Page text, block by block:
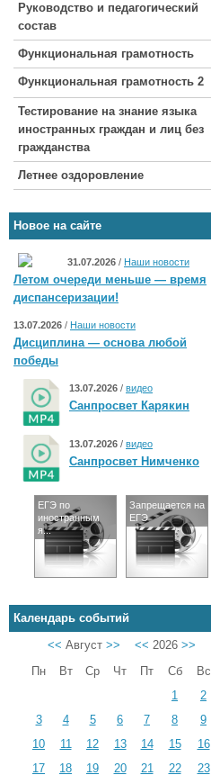
Руководство и педагогический
состав
Функциональная грамотность
Функциональная грамотность 2
Тестирование на знание языка
иностранных граждан и лиц без
гражданства
Летнее оздоровление
Новое на сайте
31.07.2026 / Наши новости
Летом очереди меньше — время
диспансеризации!
13.07.2026 / Наши новости
Дисциплина — основа любой
победы
13.07.2026 / видео
Санпросвет Карякин
13.07.2026 / видео
Санпросвет Нимченко
ЕГЭ по
иностранным
я...
Запрещается на
ЕГЭ
Календарь событий
<< Август >> << 2026 >>
Пн
Вт Ср Чт Пт Сб
Вс
1
2
3
4 5 6 7 8
9
10
11 12 13 14 15
16
17
18 19 20 21 22 23